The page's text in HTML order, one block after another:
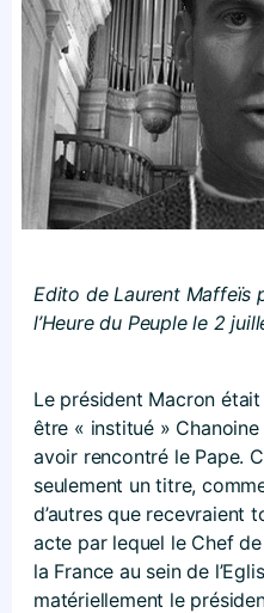
Edito de Laurent Maffeïs
l’Heure du Peuple le 2
Le président Macron
être « institué »
avoir rencontré le Pape.
seulement un titre,
d’autres que recevraient
acte par lequel le Chef
la France au sein de
matériellement le